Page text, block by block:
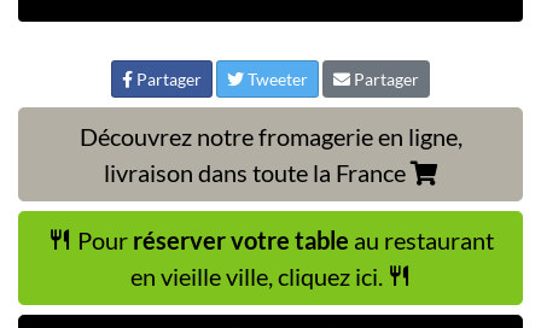
Partager Tweeter Partager
Découvrez notre fromagerie en ligne,
livraison dans toute la France
Pour réserver votre table au restaurant
en vieille ville, cliquez ici.